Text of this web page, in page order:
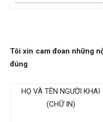
Tôi xin cam đoan những
đúng
HỌ VÀ TÊN NGƯỜI KHAI
(CHỮ IN)